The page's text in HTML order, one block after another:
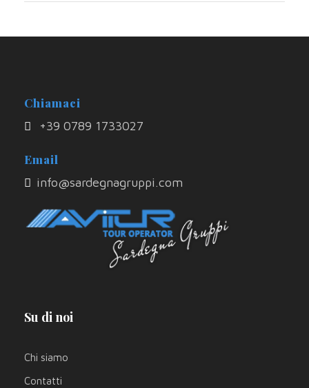
Chiamaci
+39 0789 1733027
Email
info@sardegnagruppi.com
Su di noi
Chi siamo
Contatti